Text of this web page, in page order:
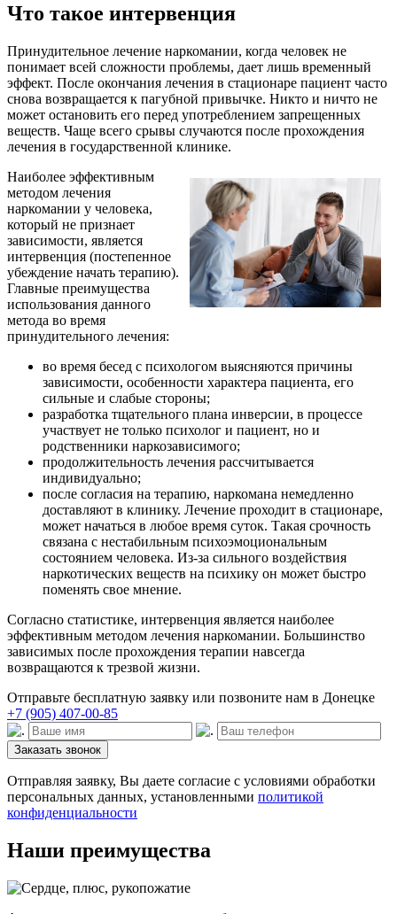
Что такое интервенция
Принудительное лечение наркомании, когда человек не
понимает всей сложности проблемы, дает лишь временный
эффект. После окончания лечения в стационаре пациент часто
снова возвращается к пагубной привычке. Никто и ничто не
может остановить его перед употреблением запрещенных
веществ. Чаще всего срывы случаются после прохождения
лечения в государственной клинике.
Наиболее эффективным
методом лечения
наркомании у человека,
который не признает
зависимости, является
интервенция (постепенное
убеждение начать терапию).
Главные преимущества
использования данного
метода во время
принудительного лечения:
во время бесед с психологом выясняются причины
зависимости, особенности характера пациента, его
сильные и слабые стороны;
разработка тщательного плана инверсии, в процессе
участвует не только психолог и пациент, но и
родственники наркозависимого;
продолжительность лечения рассчитывается
индивидуально;
после согласия на терапию, наркомана немедленно
доставляют в клинику. Лечение проходит в стационаре,
может начаться в любое время суток. Такая срочность
связана с нестабильным психоэмоциональным
состоянием человека. Из-за сильного воздействия
наркотических веществ на психику он может быстро
поменять свое мнение.
Согласно статистике, интервенция является наиболее
эффективным методом лечения наркомании. Большинство
зависимых после прохождения терапии навсегда
возвращаются к трезвой жизни.
Отправьте бесплатную заявку или позвоните нам в Донецке
+7 (905) 407-00-85
Заказать звонок
Отправляя заявку, Вы даете согласие с условиями обработки
персональных данных, установленными политикой
конфиденциальности
Наши преимущества